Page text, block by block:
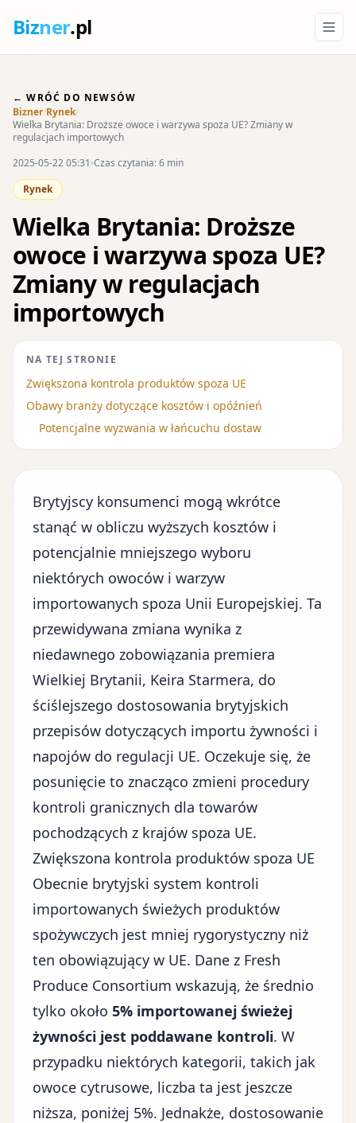
Bizner.pl
← WRÓĆ DO NEWSÓW
Bizner/Rynek/
Wielka Brytania: Droższe owoce i warzywa spoza UE? Zmiany w
regulacjach importowych
2025-05-22 05:31 Czas czytania: 6 min
Rynek
Wielka Brytania: Droższe
owoce i warzywa spoza UE?
Zmiany w regulacjach
importowych
NA TEJ STRONIE
Zwiększona kontrola produktów spoza UE
Obawy branży dotyczące kosztów i opóźnień
Potencjalne wyzwania w łańcuchu dostaw
Brytyjscy konsumenci mogą wkrótce
stanąć w obliczu wyższych kosztów i
potencjalnie mniejszego wyboru
niektórych owoców i warzyw
importowanych spoza Unii Europejskiej. Ta
przewidywana zmiana wynika z
niedawnego zobowiązania premiera
Wielkiej Brytanii, Keira Starmera, do
ściślejszego dostosowania brytyjskich
przepisów dotyczących importu żywności i
napojów do regulacji UE. Oczekuje się, że
posunięcie to znacząco zmieni procedury
kontroli granicznych dla towarów
pochodzących z krajów spoza UE.
Zwiększona kontrola produktów spoza UE
Obecnie brytyjski system kontroli
importowanych świeżych produktów
spożywczych jest mniej rygorystyczny niż
ten obowiązujący w UE. Dane z Fresh
Produce Consortium wskazują, że średnio
tylko około 5% importowanej świeżej
żywności jest poddawane kontroli. W
przypadku niektórych kategorii, takich jak
owoce cytrusowe, liczba ta jest jeszcze
niższa, poniżej 5%. Jednakże, dostosowanie